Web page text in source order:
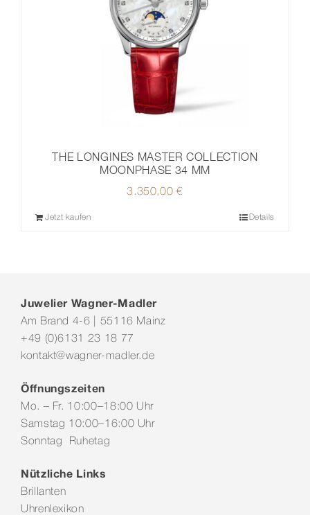
THE LONGINES MASTER COLLECTION
MOONPHASE 34 MM
3.350,00€
Jetzt kaufen Details
Juwelier Wagner-Madler
Am Brand 4-6 | 55116 Mainz
+49 (0)6131 23 18 77
kontakt@wagner-madler.de
Öffnungszeiten
Mo. – Fr. 10:00–18:00 Uhr
Samstag 10:00–16:00 Uhr
Sonntag Ruhetag
Nützliche Links
Brillanten
Uhrenlexikon